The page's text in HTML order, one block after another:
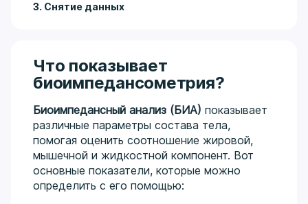
3. Снятие данных
Что показывает
биоимпедансометрия?
Биоимпедансный анализ (БИА) показывает
различные параметры состава тела,
помогая оценить соотношение жировой,
мышечной и жидкостной компонент. Вот
основные показатели, которые можно
определить с его помощью: